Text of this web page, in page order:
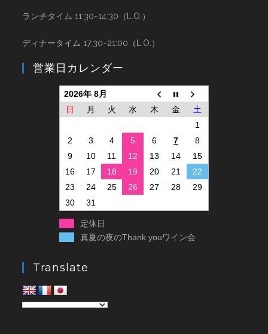
ランチタイム 11:30~14:30（L.O.）
ディナータイム 17:30~21:00（L.O.）
営業日カレンダー
2026年 8月
日
月 火 水 木 金
土
1
2
3 4 5 6 7
8
9
10 11 12 13 14
15
16
17 18 19 20 21
22
23
24 25 26 27 28
29
30
31
定休日
真夏の夜のThank youワイン会
Translate